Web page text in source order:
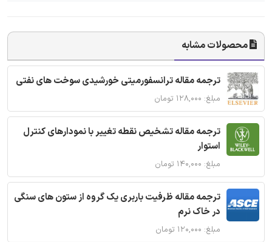
محصولات مشابه
ترجمه مقاله ترانسفورمیتی خورشیدی سوخت های نفتی
مبلغ: ۱۲۸,۰۰۰ تومان
ترجمه مقاله تشخیص نقطه تغییر با نمودارهای کنترل
استوار
مبلغ: ۱۴۰,۰۰۰ تومان
ترجمه مقاله ظرفیت باربری یک گروه از ستون های سنگی
در خاک نرم
مبلغ: ۱۲۰,۰۰۰ تومان